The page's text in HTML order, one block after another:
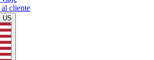
cliente
US